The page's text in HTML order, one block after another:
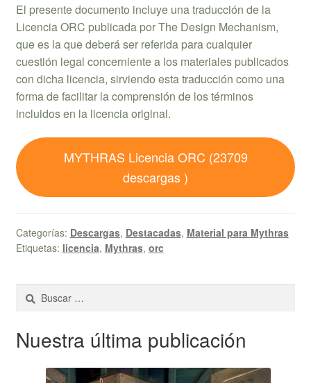
El presente documento incluye una traducción de la
Licencia ORC publicada por The Design Mechanism,
que es la que deberá ser referida para cualquier
cuestión legal concerniente a los materiales publicados
con dicha licencia, sirviendo esta traducción como una
forma de facilitar la comprensión de los términos
incluidos en la licencia original.
MYTHRAS Licencia ORC (23709
descargas )
Categorías: Descargas, Destacadas, Material para Mythras
Etiquetas: licencia, Mythras, orc
Buscar:
Nuestra última publicación